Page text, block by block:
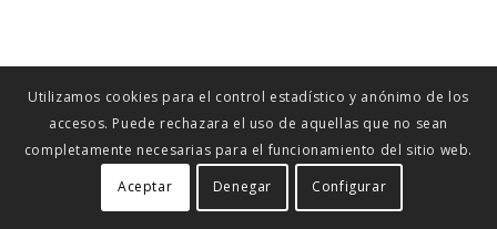
Utilizamos cookies para el control estadístico y anónimo de los
accesos. Puede rechazara el uso de aquellas que no sean
completamente necesarias para el funcionamiento del sitio web.
Aceptar
Denegar Configurar